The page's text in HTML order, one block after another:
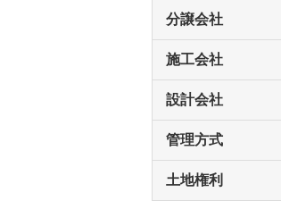
分譲会社
施工会社
設計会社
管理方式
土地権利